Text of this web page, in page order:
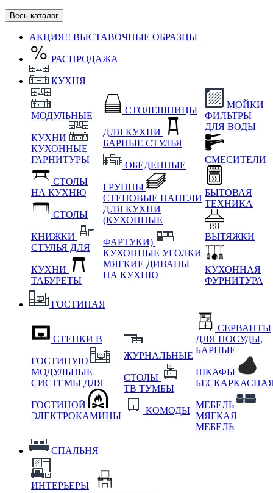
Весь каталог
АКЦИЯ!! ВЫСТАВОЧНЫЕ ОБРАЗЦЫ
РАСПРОДАЖА
КУХНЯ
МОДУЛЬНЫЕ
КУХНИ
КУХОННЫЕ
ГАРНИТУРЫ
СТОЛЫ
НА КУХНЮ
СТОЛЫ
КНИЖКИ
СТУЛЬЯ ДЛЯ
КУХНИ
ТАБУРЕТЫ
СТОЛЕШНИЦЫ
ДЛЯ КУХНИ
БАРНЫЕ СТУЛЬЯ
ОБЕДЕННЫЕ
ГРУППЫ
СТЕНОВЫЕ ПАНЕЛИ
ДЛЯ КУХНИ
(КУХОННЫЕ
ФАРТУКИ)
КУХОННЫЕ УГОЛКИ
МЯГКИЕ ДИВАНЫ
НА КУХНЮ
МОЙКИ
ФИЛЬТРЫ
ДЛЯ ВОДЫ
СМЕСИТЕЛИ
БЫТОВАЯ
ТЕХНИКА
ВЫТЯЖКИ
КУХОННАЯ
ФУРНИТУРА
ГОСТИНАЯ
СТЕНКИ В
ГОСТИНУЮ
МОДУЛЬНЫЕ
СИСТЕМЫ ДЛЯ
ГОСТИНОЙ
ЭЛЕКТРОКАМИНЫ
ЖУРНАЛЬНЫЕ
СТОЛЫ
ТВ ТУМБЫ
КОМОДЫ
СЕРВАНТЫ
ДЛЯ ПОСУДЫ,
БАРНЫЕ
ШКАФЫ
МЕБЕЛЬ
МЯГКАЯ
МЕБЕЛЬ
СПАЛЬНЯ
ИНТЕРЬЕРЫ